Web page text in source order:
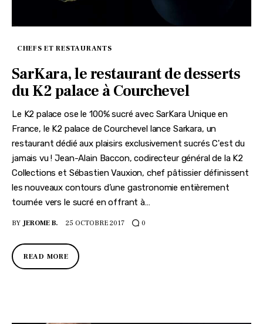
CHEFS ET RESTAURANTS
SarKara, le restaurant de desserts
du K2 palace à Courchevel
Le K2 palace ose le 100% sucré avec SarKara Unique en
France, le K2 palace de Courchevel lance Sarkara, un
restaurant dédié aux plaisirs exclusivement sucrés C'est du
jamais vu ! Jean-Alain Baccon, codirecteur général de la K2
Collections et Sébastien Vauxion, chef pâtissier définissent
les nouveaux contours d’une gastronomie entièrement
tournée vers le sucré en offrant à…
BY JEROME B. 25 OCTOBRE 2017 0
READ MORE